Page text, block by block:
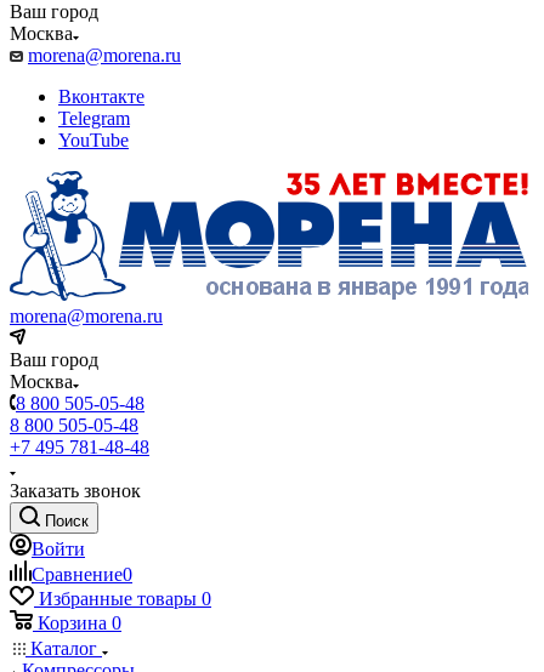
Ваш город
Москва
morena@morena.ru
Вконтакте
Telegram
YouTube
morena@morena.ru
Ваш город
Москва
8 800 505-05-48
8 800 505-05-48
+7 495 781-48-48
Заказать звонок
Поиск
Войти
Сравнение0
Избранные товары 0
Корзина 0
Каталог